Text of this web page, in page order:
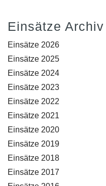
Einsätze Archiv
Einsätze 2026
Einsätze 2025
Einsätze 2024
Einsätze 2023
Einsätze 2022
Einsätze 2021
Einsätze 2020
Einsätze 2019
Einsätze 2018
Einsätze 2017